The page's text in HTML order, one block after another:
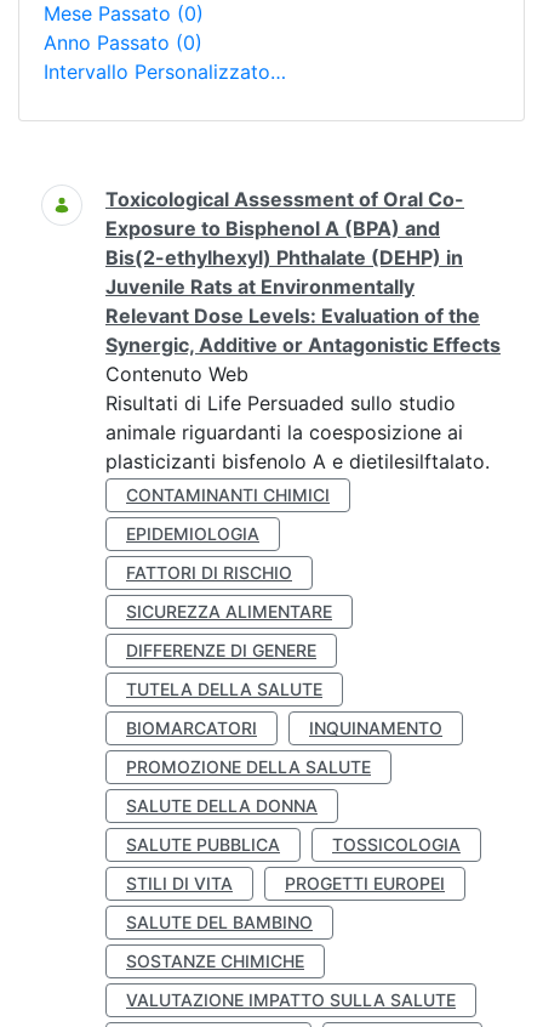
Mese Passato (0)
Anno Passato (0)
Intervallo Personalizzato…
Ricerca
Toxicological Assessment of Oral Co-
Exposure to Bisphenol A (BPA) and
Bis(2-ethylhexyl) Phthalate (DEHP) in
Juvenile Rats at Environmentally
Relevant Dose Levels: Evaluation of the
Synergic, Additive or Antagonistic Effects
Contenuto Web
Risultati di Life Persuaded sullo studio
animale riguardanti la coesposizione ai
plasticizanti bisfenolo A e dietilesilftalato.
CONTAMINANTI CHIMICI
EPIDEMIOLOGIA
FATTORI DI RISCHIO
SICUREZZA ALIMENTARE
DIFFERENZE DI GENERE
TUTELA DELLA SALUTE
BIOMARCATORI
INQUINAMENTO
PROMOZIONE DELLA SALUTE
SALUTE DELLA DONNA
SALUTE PUBBLICA
TOSSICOLOGIA
STILI DI VITA
PROGETTI EUROPEI
SALUTE DEL BAMBINO
SOSTANZE CHIMICHE
VALUTAZIONE IMPATTO SULLA SALUTE